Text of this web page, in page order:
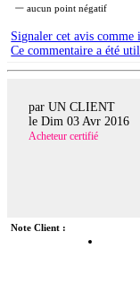
aucun point négatif
Signaler cet avis comme
Ce commentaire a été
par UN CLIENT
le Dim 03 Avr 2016
Acheteur certifié
Note Client :